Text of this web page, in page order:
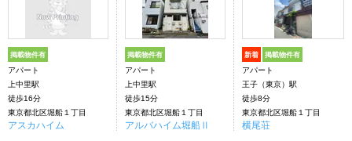
掲載物件有
アパート
上中里駅
徒歩16分
東京都北区堀船１丁目
アスカハイム
掲載物件有
アパート
上中里駅
徒歩15分
東京都北区堀船１丁目
アルバハイム堀船Ⅱ
新着 掲載物件有
アパート
王子（東京）駅
徒歩8分
東京都北区堀船１丁目
横尾荘